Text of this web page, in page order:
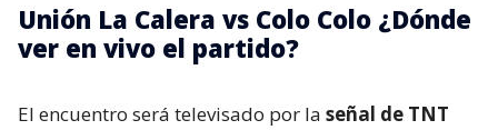
Unión La Calera vs Colo Colo ¿Dónde
ver en vivo el partido?
El encuentro será televisado por la señal de TNT